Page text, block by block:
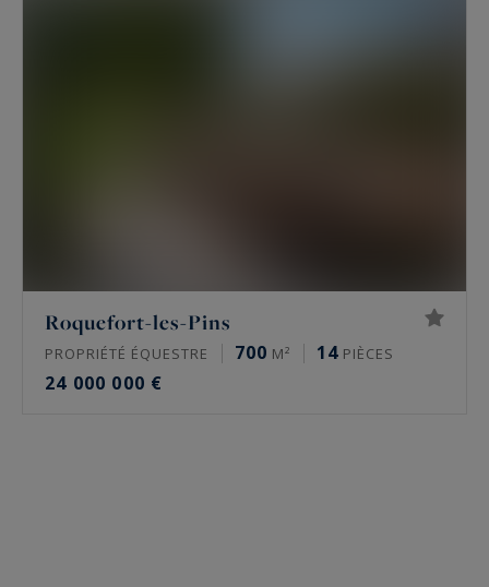
Roquefort-les-Pins
PROPRIÉTÉ ÉQUESTRE 700 M² 14 PIÈCES
24 000 000 €